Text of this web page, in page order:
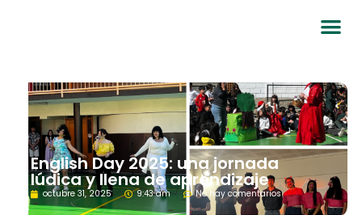
English Day 2025: una jornada
lúdica y llena de aprendizaje
octubre 31, 2025 9:43 am No hay comentarios